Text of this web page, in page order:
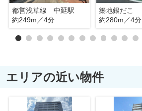
都営浅草線 中延駅
約249m／4分
築地銀だこ
約280m／4分
エリアの近い物件